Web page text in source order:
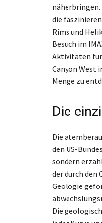
näherbringen.
die
Rims und
Besuch im
Aktivitäten für
Canyon West
Menge zu
Die
Die
den US-
sondern
der durch
Geologie
Die